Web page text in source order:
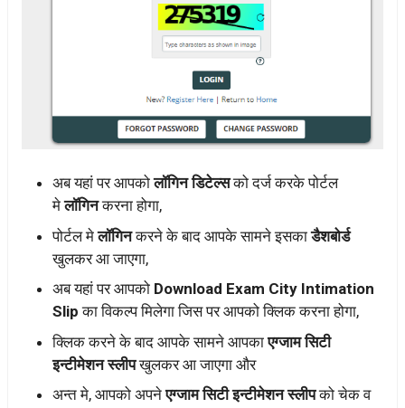
अब यहां पर आपकोलॉगिन डिटेल्सको दर्ज करके पोर्टल
मेलॉगिनकरना होगा,
पोर्टल मेलॉगिनकरने के बाद आपके सामने इसकाडैशबोर्ड
खुलकर आ जाएगा,
अब यहां पर आपको Download Exam City Intimation
Slipका विकल्प मिलेगा जिस पर आपको क्लिक करना होगा,
क्लिक करने के बाद आपके सामने आपकाएग्जाम सिटी
इन्टीमेशन स्लीपखुलकर आ जाएगा और
अन्त मे, आपको अपनेएग्जाम सिटी इन्टीमेशन स्लीपको चेक व